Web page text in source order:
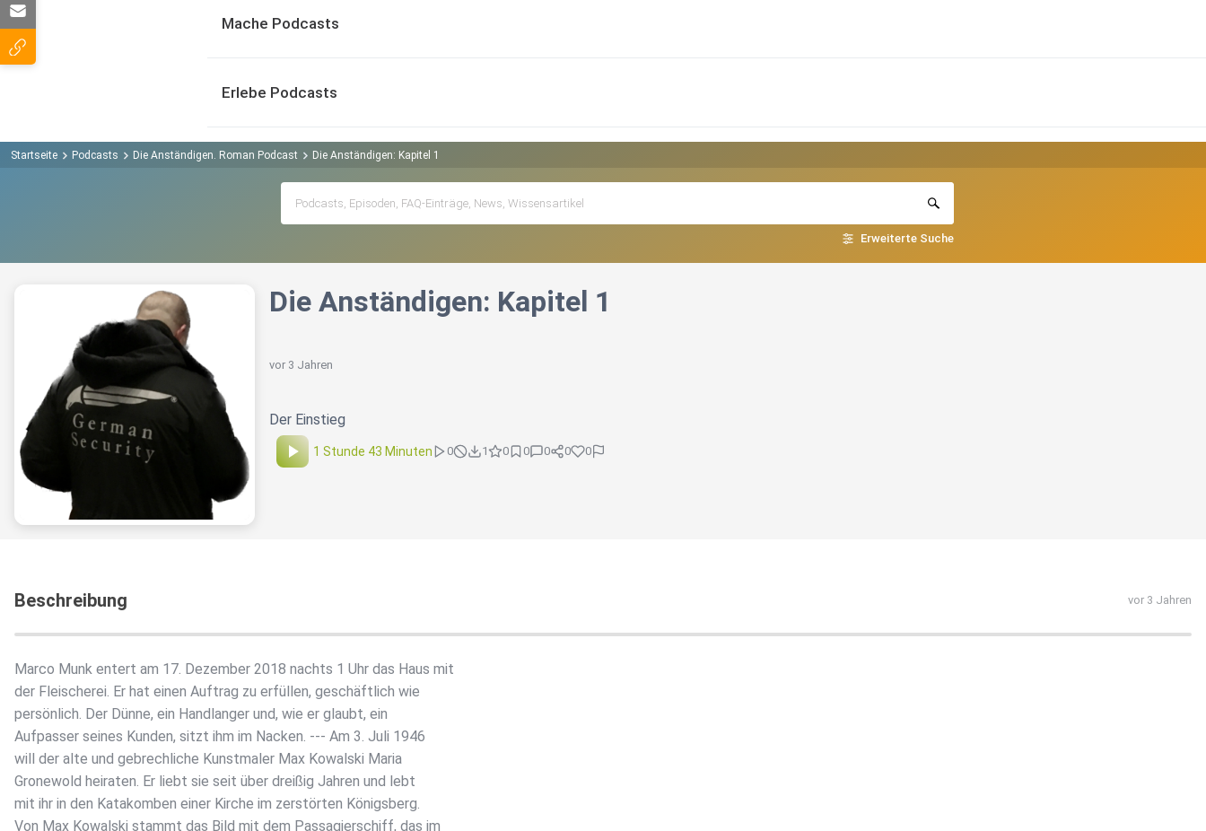
Mache Podcasts
Erlebe Podcasts
Startseite Podcasts Die Anständigen. Roman Podcast Die Anständigen: Kapitel 1
Erweiterte Suche
Die Anständigen: Kapitel 1
vor 3 Jahren
Der Einstieg
1 Stunde 43 Minuten 0 1 0 0 0 0 0
Beschreibung vor 3 Jahren
Marco Munk entert am 17. Dezember 2018 nachts 1 Uhr das Haus mit
der Fleischerei. Er hat einen Auftrag zu erfüllen, geschäftlich wie
persönlich. Der Dünne, ein Handlanger und, wie er glaubt, ein
Aufpasser seines Kunden, sitzt ihm im Nacken. --- Am 3. Juli 1946
will der alte und gebrechliche Kunstmaler Max Kowalski Maria
Gronewold heiraten. Er liebt sie seit über dreißig Jahren und lebt
mit ihr in den Katakomben einer Kirche im zerstörten Königsberg.
Von Max Kowalski stammt das Bild mit dem Passagierschiff, das im